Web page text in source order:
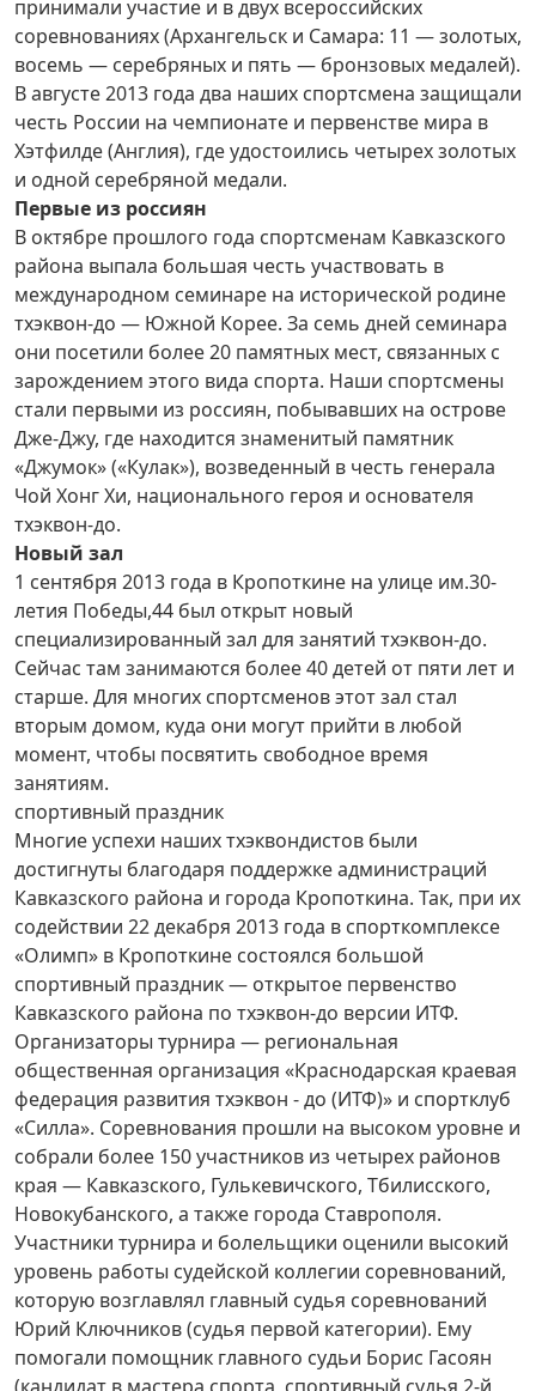
принимали участие и в двух всероссийских
соревнованиях (Архангельск и Самара: 11 — золотых,
восемь — серебряных и пять — бронзовых медалей).
В августе 2013 года два наших спортсмена защищали
честь России на чемпионате и первенстве мира в
Хэтфилде (Англия), где удостоились четырех золотых
и одной серебряной медали.
Первые из россиян
В октябре прошлого года спортсменам Кавказского
района выпала большая честь участвовать в
международном семинаре на исторической родине
тхэквон-до — Южной Корее. За семь дней семинара
они посетили более 20 памятных мест, связанных с
зарождением этого вида спорта. Наши спортсмены
стали первыми из россиян, побывавших на острове
Дже-Джу, где находится знаменитый памятник
«Джумок» («Кулак»), возведенный в честь генерала
Чой Хонг Хи, национального героя и основателя
тхэквон-до.
Новый зал
1 сентября 2013 года в Кропоткине на улице им.30-
летия Победы,44 был открыт новый
специализированный зал для занятий тхэквон-до.
Сейчас там занимаются более 40 детей от пяти лет и
старше. Для многих спортсменов этот зал стал
вторым домом, куда они могут прийти в любой
момент, чтобы посвятить свободное время
занятиям.
спортивный праздник
Многие успехи наших тхэквондис­тов были
достигнуты благодаря поддержке администраций
Кавказского района и города Кропоткина. Так, при их
содействии 22 декабря 2013 года в спорткомплексе
«Олимп» в Кропоткине состоялся большой
спортивный праздник — открытое первенство
Кавказского района по тхэквон-до версии ИТФ.
Организаторы турнира — регио­нальная
общественная организация «Краснодарская краевая
федерация развития тхэквон - до (ИТФ)» и спортклуб
«Силла». Соревнования прошли на высоком уровне и
собрали более 150 участников из четырех районов
края — Кавказского, Гулькевичского, Тбилисского,
Новокубанского, а также города Ставрополя.
Участники турнира и болельщики оценили высокий
уровень работы судейской коллегии соревнований,
которую возглавлял главный судья соревнований
Юрий Ключников (судья первой категории). Ему
помогали помощник главного судьи Борис Гасоян
(кандидат в мастера спорта, спортивный судья 2-й